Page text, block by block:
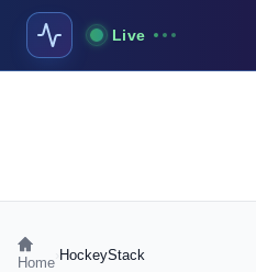
Live
Home HockeyStack